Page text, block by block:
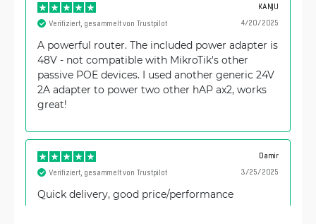
KANJU
4/20/2025
Verifiziert, gesammelt von Trustpilot
A powerful router. The included power adapter is
48V - not compatible with MikroTik's other
passive POE devices. I used another generic 24V
2A adapter to power two other hAP ax2, works
great!
Damir
3/25/2025
Verifiziert, gesammelt von Trustpilot
Quick delivery, good price/performance